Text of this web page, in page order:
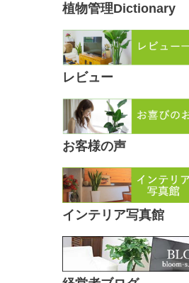
植物管理Dictionary
レビュー
お客様の声
インテリア写真館